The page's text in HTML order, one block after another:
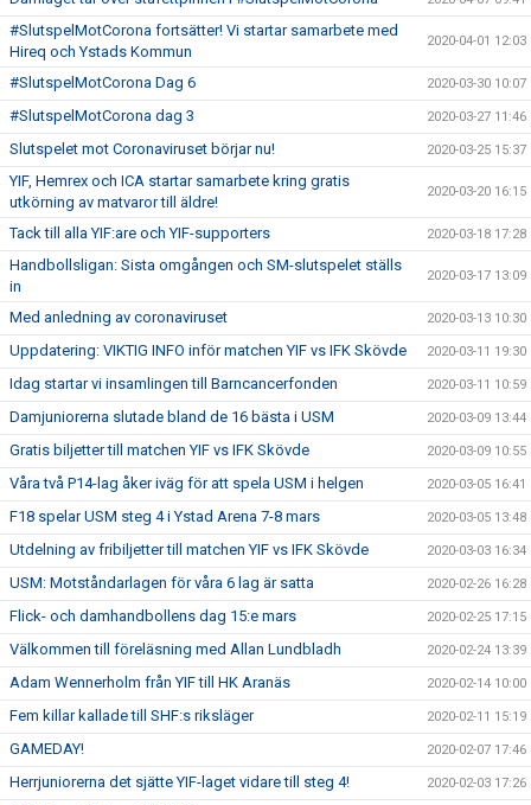
#SlutspelMotCorona fortsätter! Vi startar samarbete med
Hireq och Ystads Kommun
2020-04-01 12:03
#SlutspelMotCorona Dag 6 2020-03-30 10:07
#SlutspelMotCorona dag 3 2020-03-27 11:46
Slutspelet mot Coronaviruset börjar nu! 2020-03-25 15:37
YIF, Hemrex och ICA startar samarbete kring gratis
utkörning av matvaror till äldre!
2020-03-20 16:15
Tack till alla YIF:are och YIF-supporters 2020-03-18 17:28
Handbollsligan: Sista omgången och SM-slutspelet ställs
in
2020-03-17 13:09
Med anledning av coronaviruset 2020-03-13 10:30
Uppdatering: VIKTIG INFO inför matchen YIF vs IFK Skövde 2020-03-11 19:30
Idag startar vi insamlingen till Barncancerfonden 2020-03-11 10:59
Damjuniorerna slutade bland de 16 bästa i USM 2020-03-09 13:44
Gratis biljetter till matchen YIF vs IFK Skövde 2020-03-09 10:55
Våra två P14-lag åker iväg för att spela USM i helgen 2020-03-05 16:41
F18 spelar USM steg 4 i Ystad Arena 7-8 mars 2020-03-05 13:48
Utdelning av fribiljetter till matchen YIF vs IFK Skövde 2020-03-03 16:34
USM: Motståndarlagen för våra 6 lag är satta 2020-02-26 16:28
Flick- och damhandbollens dag 15:e mars 2020-02-25 17:15
Välkommen till föreläsning med Allan Lundbladh 2020-02-24 13:39
Adam Wennerholm från YIF till HK Aranäs 2020-02-14 10:00
Fem killar kallade till SHF:s riksläger 2020-02-11 15:19
GAMEDAY! 2020-02-07 17:46
Herrjuniorerna det sjätte YIF-laget vidare till steg 4! 2020-02-03 17:26